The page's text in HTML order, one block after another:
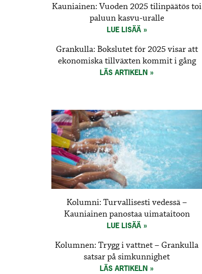
Kauniainen: Vuoden 2025 tilinpäätös toi
paluun kasvu-uralle
LUE LISÄÄ
Grankulla: Bokslutet för 2025 visar att
ekonomiska tillväxten kommit i gång
LÄS ARTIKELN
Kolumni: Turvallisesti vedessä –
Kauniainen panostaa uimataitoon
LUE LISÄÄ
Kolumnen: Trygg i vattnet – Grankulla
satsar på simkunnighet
LÄS ARTIKELN